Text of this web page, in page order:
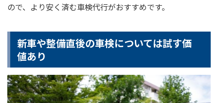
ので、より安く済む車検代行がおすすめです。
新車や整備直後の車検については試す価
値あり